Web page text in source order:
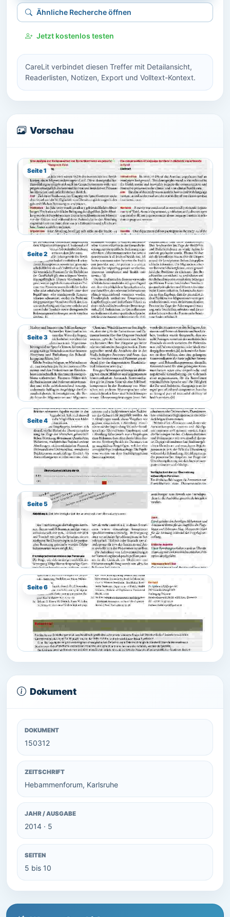
Ähnliche Recherche öffnen
Jetzt kostenlos testen
CareLit verbindet diesen Treffer mit Detailansicht,
Readerlisten, Notizen, Export und Volltext-Kontext.
Vorschau
Seite 1
Seite 2
Seite 3
Seite 4
Seite 5
Seite 6
Dokument
DOKUMENT
150312
ZEITSCHRIFT
Hebammenforum, Karlsruhe
JAHR / AUSGABE
2014 · 5
SEITEN
5 bis 10